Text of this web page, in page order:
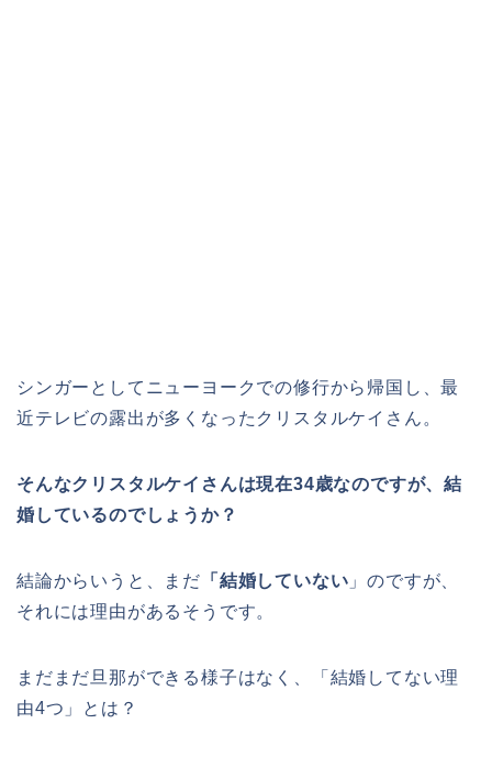
シンガーとしてニューヨークでの修行から帰国し、最
近テレビの露出が多くなったクリスタルケイさん。
そんなクリスタルケイさんは現在34歳なのですが、結
婚しているのでしょうか？
結論からいうと、まだ 「結婚していない 」のですが、
それには理由があるそうです。
まだまだ旦那ができる様子はなく、「結婚してない理
由4つ」とは？